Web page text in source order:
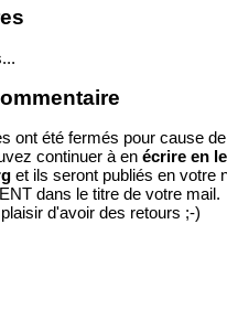
ont été fermés pour cause
continuer à en écrire en
et ils seront publiés en votre
dans le titre de votre mail.
d'avoir des retours ;-)